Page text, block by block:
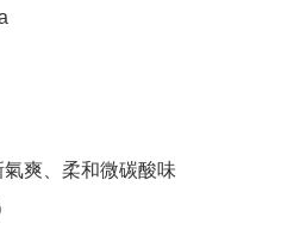
爽、柔和微碳酸味